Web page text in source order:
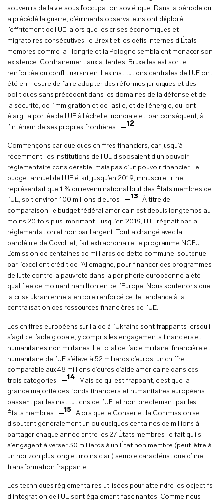
souvenirs de la vie sous l’occupation soviétique. Dans la période qui
a précédé la guerre, d’éminents observateurs ont déploré
l’effritement de l’UE, alors que les crises économiques et
migratoires consécutives, le Brexit et les défis internes d’États
membres comme la Hongrie et la Pologne semblaient menacer son
existence. Contrairement aux attentes, Bruxelles est sortie
renforcée du conflit ukrainien. Les institutions centrales de l’UE ont
été en mesure de faire adopter des réformes juridiques et des
politiques sans précédent dans les domaines de la défense et de
la sécurité, de l’immigration et de l’asile, et de l’énergie, qui ont
élargi la portée de l’UE à l’échelle mondiale et, par conséquent, à
l’intérieur de ses propres frontières
12 .
Commençons par quelques chiffres financiers, car jusqu’à
récemment, les institutions de l’UE disposaient d’un pouvoir
réglementaire considérable, mais pas d’un pouvoir financier. Le
budget annuel de l’UE était, jusqu’en 2019, minuscule : il ne
représentait que 1 % du revenu national brut des États membres de
l’UE, soit environ 100 millions d’euros
13 . À titre de
comparaison, le budget fédéral américain est depuis longtemps au
moins 20 fois plus important. Jusqu’en 2019, l’UE régnait par la
réglementation et non par l’argent. Tout a changé avec la
pandémie de Covid, et, fait extraordinaire, le programme NGEU.
L’émission de centaines de milliards de dette commune, soutenue
par l’excellent crédit de l’Allemagne, pour financer des programmes
de lutte contre la pauvreté dans la périphérie européenne a été
qualifiée de moment hamiltonien de l’Europe. Nous soutenons que
la crise ukrainienne a encore renforcé cette tendance à la
centralisation des ressources financières de l’UE.
Les chiffres européens sur l’aide à l’Ukraine sont frappants lorsqu’il
s’agit de l’aide globale, y compris les engagements financiers et
humanitaires non militaires. Le total de l’aide militaire, financière et
humanitaire de l’UE s’élève à 52 milliards d’euros, un chiffre
comparable aux 48 millions d’euros d’aide américaine dans ces
trois catégories
14 . Mais ce qui est frappant, c’est que la
grande majorité des fonds financiers et humanitaires européens
passent par les institutions de l’UE, et non directement par les
États membres
15 . Alors que le Conseil et la Commission se
disputent généralement un ou quelques centaines de millions à
partager chaque année entre les 27 États membres, le fait qu’ils
s’engagent à verser 30 milliards à un État non membre (peut-être à
un horizon plus long et moins clair) semble caractéristique d’une
transformation frappante.
Les techniques réglementaires utilisées pour atteindre les objectifs
d’intégration de l’UE sont également fascinantes. Comme nous